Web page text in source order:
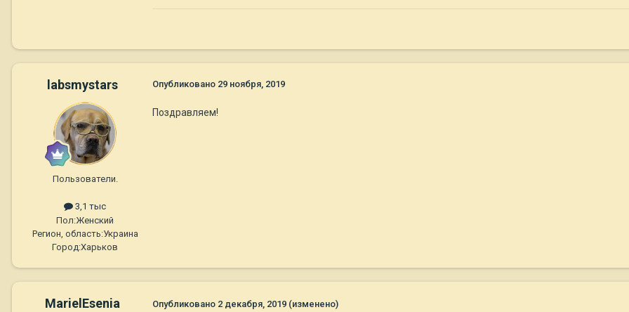
labsmystars
Пользователи.
3,1 тыс
Пол:Женский
Регион, область:Украина
Город:Харьков
Опубликовано 29 ноября, 2019
Поздравляем!
MarielEsenia Опубликовано 2 декабря, 2019 (изменено)